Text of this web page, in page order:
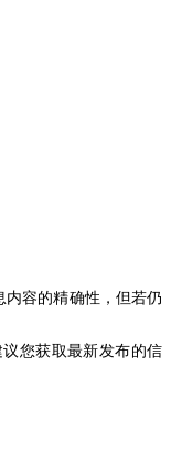
容的精确性，但若仍
您获取最新发布的信